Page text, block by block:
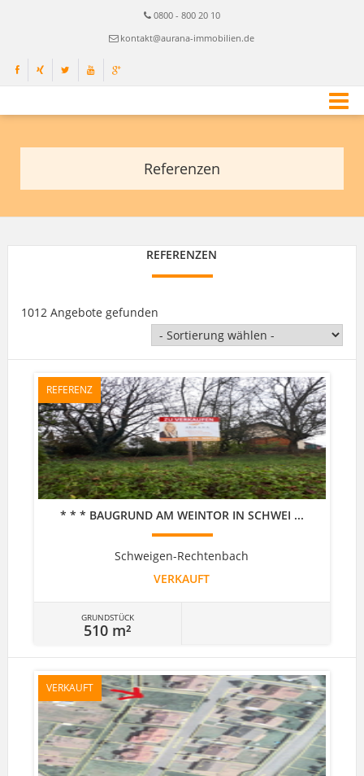
0800 - 800 20 10
kontakt@aurana-immobilien.de
Referenzen
REFERENZEN
1012 Angebote gefunden
REFERENZ
* * * BAUGRUND AM WEINTOR IN SCHWEI ...
Schweigen-Rechtenbach
VERKAUFT
GRUNDSTÜCK
510 m²
VERKAUFT